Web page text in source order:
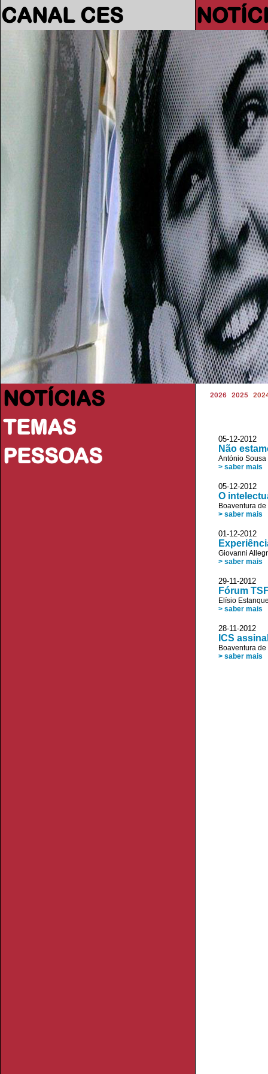
CANAL CES
NOTÍCIAS
TEMAS
PESSOAS
2026 2025
05-12-
Não
António
> saber mais
05-12-2012
O
Boaventura
> saber mais
01-12-2012
Giovanni
> saber mais
29-11-
Fórum
Elísio
> saber mais
28-11-
ICS
Boaventura
> saber mais